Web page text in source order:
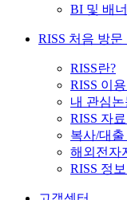
BI 및 배
RISS 처음 방문
RISS란?
RISS 이
내 관심
RISS 자
복사/대
해외전자
RISS 정